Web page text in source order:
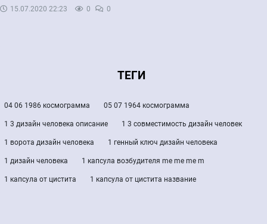
15.07.2020 22:23 0 0
ТЕГИ
04 06 1986 космограмма 05 07 1964 космограмма
1 3 дизайн человека описание 1 3 совместимость дизайн человек
1 ворота дизайн человека 1 генный ключ дизайн человека
1 дизайн человека 1 капсула возбудителя me me me m
1 капсула от цистита 1 капсула от цистита название